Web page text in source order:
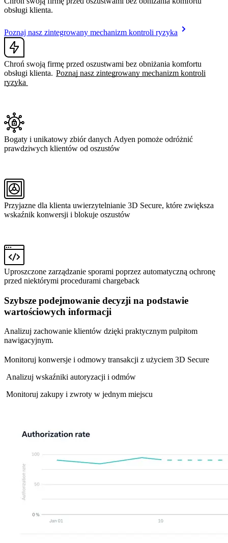
obsługi klienta.
Poznaj nasz zintegrowany mechanizm kontroli ryzyka
Chroń swoją firmę przed oszustwami bez obniżania komfortu
obsługi klienta. Poznaj nasz zintegrowany mechanizm kontroli
ryzyka
Bogaty i unikatowy zbiór danych Adyen pomoże odróżnić
prawdziwych klientów od oszustów
Przyjazne dla klienta uwierzytelnianie 3D Secure, które zwiększa
wskaźnik konwersji i blokuje oszustów
Uproszczone zarządzanie sporami poprzez automatyczną ochronę
przed niektórymi procedurami chargeback
Szybsze podejmowanie decyzji na podstawie
wartościowych informacji
Analizuj zachowanie klientów dzięki praktycznym pulpitom
nawigacyjnym.
Monitoruj konwersje i odmowy transakcji z użyciem 3D Secure
Analizuj wskaźniki autoryzacji i odmów
Monitoruj zakupy i zwroty w jednym miejscu